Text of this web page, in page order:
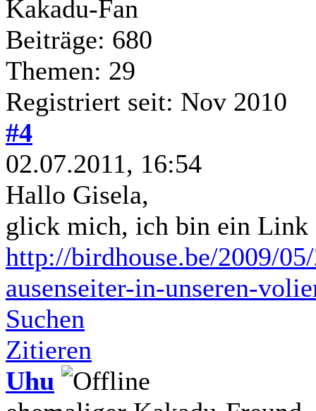
Kakadu-Fan
Beiträge: 680
Themen: 29
Registriert seit: Nov 2010
#4
02.07.2011, 16:54
Hallo Gisela,
glick mich, ich bin ein
http://birdhouse.be/2009/
ausenseiter-in-unseren-
Suchen
Zitieren
Uhu